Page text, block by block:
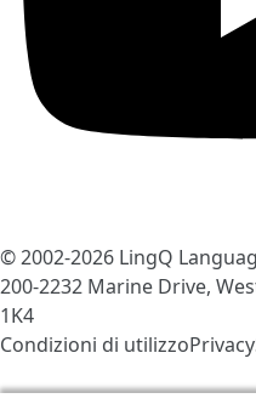
© 2002-2026 LingQ
200-2232 Marine Drive,
1K4
Condizioni di utilizzoPrivacy